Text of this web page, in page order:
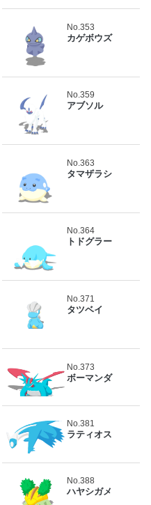
No.353
カゲボウズ
No.359
アブソル
No.363
タマザラシ
No.364
トドグラー
No.371
タツベイ
No.373
ボーマンダ
No.381
ラティオス
No.388
ハヤシガメ